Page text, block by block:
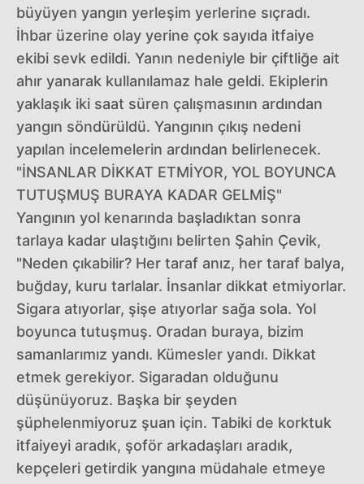
büyüyen yangın yerleşim yerlerine sıçradı.
İhbar üzerine olay yerine çok sayıda itfaiye
ekibi sevk edildi. Yanın nedeniyle bir çiftliğe ait
ahır yanarak kullanılamaz hale geldi. Ekiplerin
yaklaşık iki saat süren çalışmasının ardından
yangın söndürüldü. Yangının çıkış nedeni
yapılan incelemelerin ardından belirlenecek.
"İNSANLAR DİKKAT ETMİYOR, YOL BOYUNCA
TUTUŞMUŞ BURAYA KADAR GELMİŞ"
Yangının yol kenarında başladıktan sonra
tarlaya kadar ulaştığını belirten Şahin Çevik,
"Neden çıkabilir? Her taraf anız, her taraf balya,
buğday, kuru tarlalar. İnsanlar dikkat etmiyorlar.
Sigara atıyorlar, şişe atıyorlar sağa sola. Yol
boyunca tutuşmuş. Oradan buraya, bizim
samanlarımız yandı. Kümesler yandı. Dikkat
etmek gerekiyor. Sigaradan olduğunu
düşünüyoruz. Başka bir şeyden
şüphelenmiyoruz şuan için. Tabiki de korktuk
itfaiyeyi aradık, şoför arkadaşları aradık,
kepçeleri getirdik yangına müdahale etmeye